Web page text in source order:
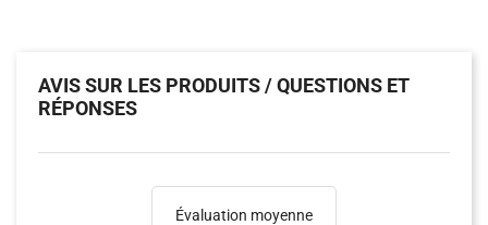
AVIS SUR LES PRODUITS / QUESTIONS ET
RÉPONSES
Évaluation moyenne